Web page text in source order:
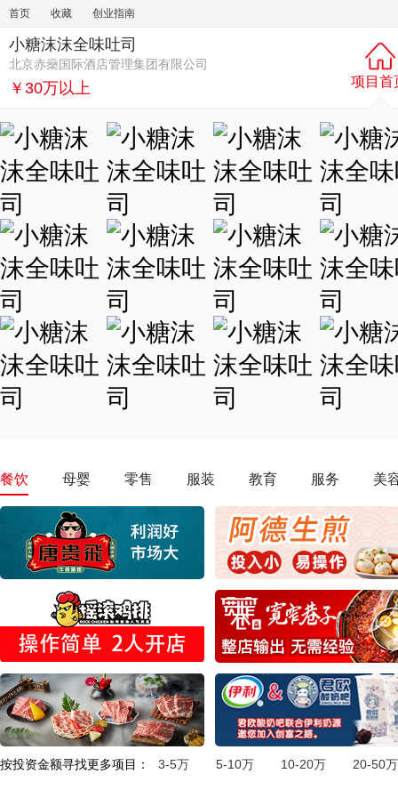
首页 收藏 创业指南
小糖沫沫全味吐司
北京赤燊国际酒店管理集团有限公司
￥30万以上 项目首
餐饮 母婴 零售 服装 教育 服务 美
按投资金额寻找更多项目： 3-5万 5-10万 10-20万 20-50万